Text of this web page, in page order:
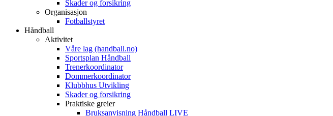
Skader og forsikring
Organisasjon
Fotballstyret
Håndball
Aktivitet
Våre lag (handball.no)
Sportsplan Håndball
Trenerkoordinator
Dommerkoordinator
Klubbhus Utvikling
Skader og forsikring
Praktiske greier
Bruksanvisning Håndball LIVE